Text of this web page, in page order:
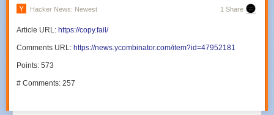
Hacker News: Newest 1 Share
Article URL: https://copy.fail/
Comments URL: https://news.ycombinator.com/item?id=47952181
Points: 573
# Comments: 257